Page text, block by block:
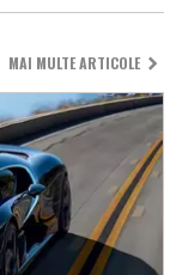
MAI MULTE ARTICOLE